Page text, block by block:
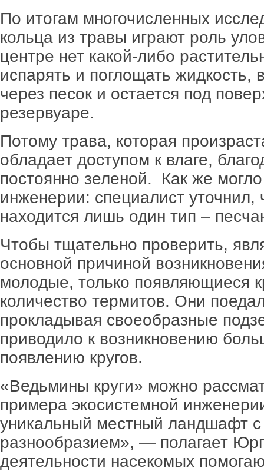
По итогам многочисленных
кольца из травы играют роль
центре нет какой-либо
испарять и поглощать жидкость,
через песок и остается под
резервуаре.
Потому трава, которая
обладает доступом к влаге,
постоянно зеленой. Как же
инженерии: специалист уточнил,
находится лишь один тип –
Чтобы тщательно проверить,
основной причиной
молодые, только появляющиеся
количество термитов. Они
прокладывая своеобразные
приводило к возникновению
появлению кругов.
«Ведьмины круги» можно
примера экосистемной
уникальный местный ландшафт
разнообразием», — полагает
деятельности насекомых